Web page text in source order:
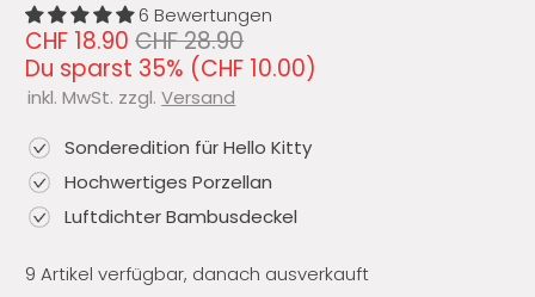
6 Bewertungen
CHF 18.90 CHF 28.90
Du sparst 35% (CHF 10.00)
inkl. MwSt. zzgl.Versand
Sonderedition für Hello Kitty
Hochwertiges Porzellan
Luftdichter Bambusdeckel
9 Artikel verfügbar, danach ausverkauft